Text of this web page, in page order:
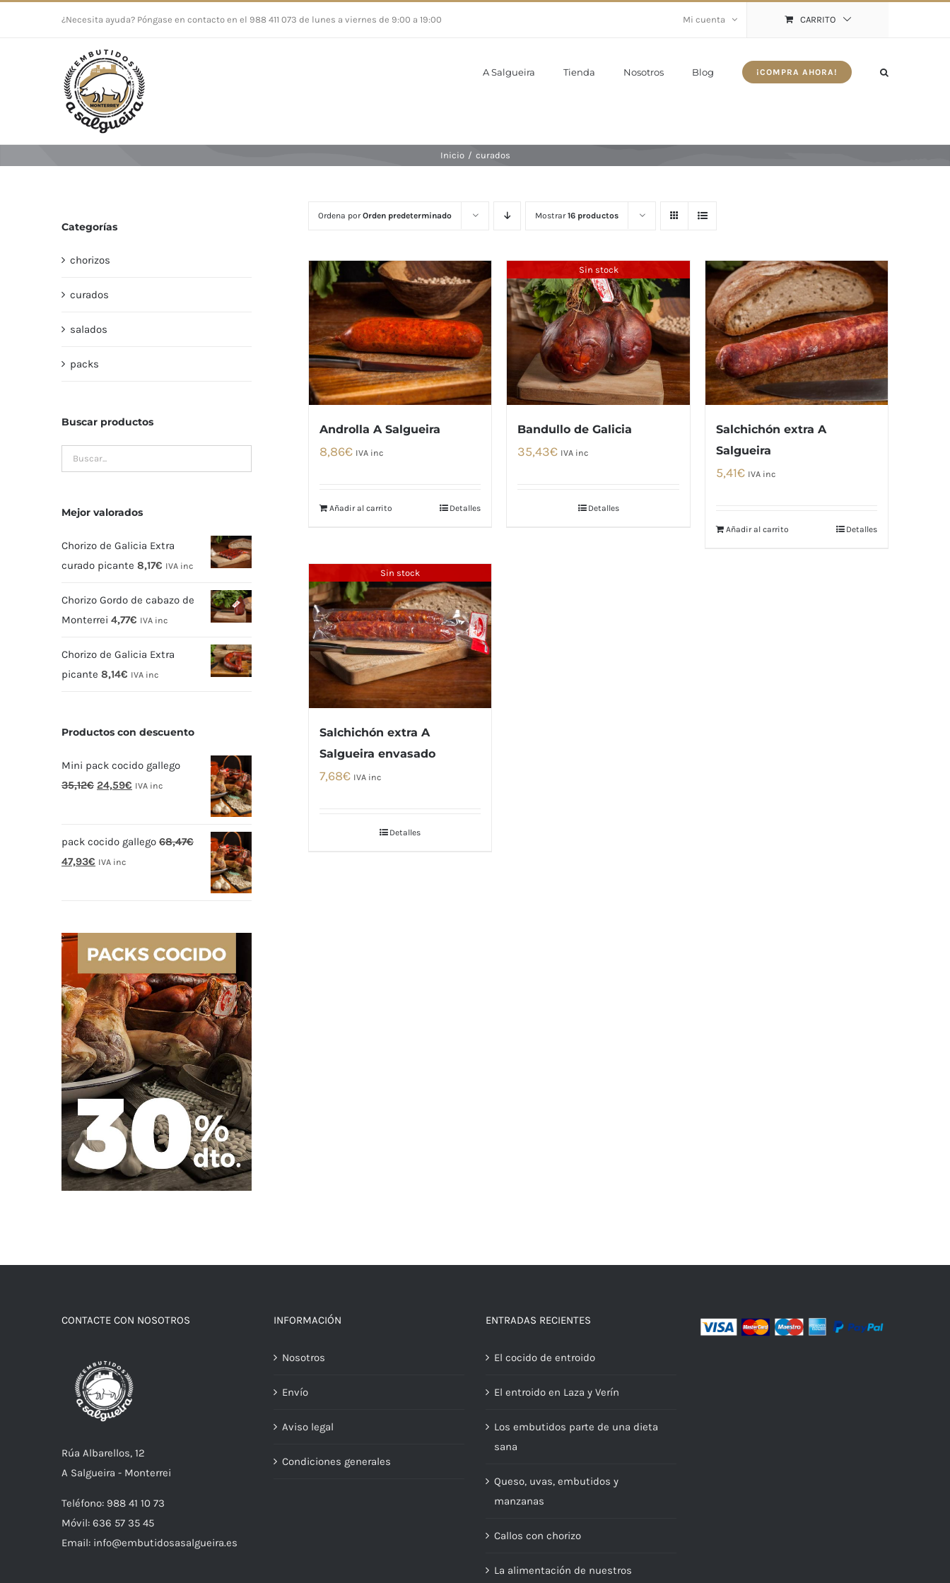
¿Necesita ayuda? Póngase en contacto en el 988 411 073 de lunes a viernes de 9:00 a 19:00 Mi cuenta CARRITO
A Salgueira Tienda Nosotros Blog ¡COMPRA AHORA!
Inicio / curados
Ordena porOrden predeterminado Mostrar16 productos
Androlla A Salgueira
8,86€ IVA inc
Añadir al carrito Detalles
Sin stock
Bandullo de Galicia
35,43€ IVA inc
Detalles
Salchichón extra A
Salgueira
5,41€ IVA inc
Añadir al carrito Detalles
Sin stock
Salchichón extra A
Salgueira envasado
7,68€ IVA inc
Detalles
Categorías
chorizos
curados
salados
packs
Buscar productos
Mejor valorados
Chorizo de Galicia Extra
curado picante 8,17€ IVA inc
Chorizo Gordo de cabazo de
Monterrei 4,77€ IVA inc
Chorizo de Galicia Extra
picante 8,14€ IVA inc
Productos con descuento
Mini pack cocido gallego
35,12€ El
era:
35,12€.
24,59€ El
es:
IVA inc
pack cocido gallego 68,47€
El
68,47€.
47,93€ El
IVA inc
CONTACTE CON NOSOTROS
Rúa Albarellos, 12
A Salgueira - Monterrei
Teléfono: 988 41 10 73
Móvil: 636 57 35 45
Email: info@embutidosasalgueira.es
INFORMACIÓN
Nosotros
Envío
Aviso legal
Condiciones generales
ENTRADAS RECIENTES
El cocido de entroido
El entroido en Laza y Verín
Los embutidos parte de una dieta
sana
Queso, uvas, embutidos y
manzanas
Callos con chorizo
La alimentación de nuestros